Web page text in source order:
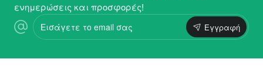
ενημερώσεις και προσφορές!
Εισάγετε
το
email
Εγγραφή